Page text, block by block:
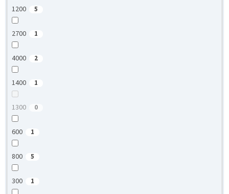
1200 5
2700 1
4000 2
1400 1
1300 0
600 1
800 5
300 1